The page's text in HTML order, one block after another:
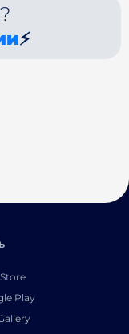
⚡
Play